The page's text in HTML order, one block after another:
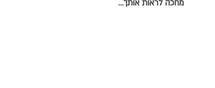
מחכה לראות אותך...